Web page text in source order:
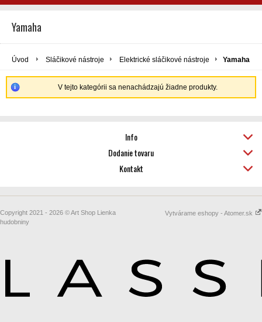
Yamaha
Úvod Sláčikové nástroje Elektrické sláčikové nástroje Yamaha
V tejto kategórii sa nenachádzajú žiadne produkty.
Info
Dodanie tovaru
Kontakt
Copyright 2021 - 2026 © Art Shop Lienka
hudobniny
Vytvárame eshopy - Atomer.sk